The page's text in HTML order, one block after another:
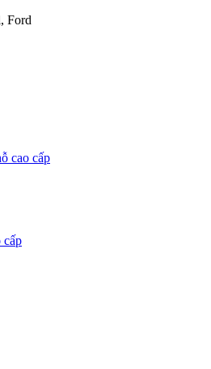
Ford
cao cấp
cấp